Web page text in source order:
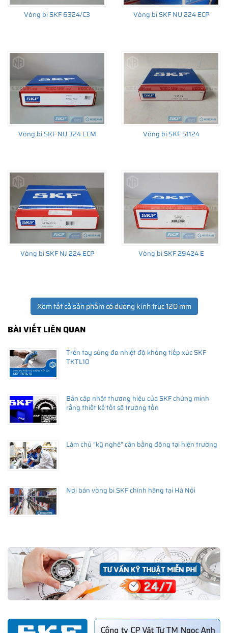
Để có báo giá Phớt SKF 120X150X12 HMSA10 V tốt nhất, hãy
liên hệ với
SKF Ngọc Anh - Đại lý ủy quyền SKF(SKF Authorized
Distributor
Vòng bi SKF 6324/C3 Vòng bi SKF NU 224 ECP
Vòng bi SKF NU 324 ECM Vòng bi SKF 51124
Vòng bi SKF NJ 224 ECP Vòng bi SKF 29424 E
Xem tất cả sản phẩm có đường kính trục 120 mm
BÀI VIẾT LIÊN QUAN
Trên tay súng đo nhiệt độ không tiếp xúc SKF
TKTL10
Bản cập nhật thương hiệu của SKF chứng minh
rằng thiết kế tốt sẽ trường tồn
Làm chủ “kỹ nghệ” cân bằng động tại hiện trường
Nơi bán vòng bi SKF chính hãng tại Hà Nội